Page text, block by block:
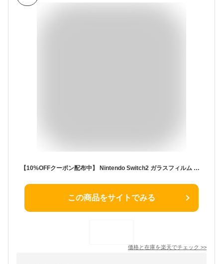
【10%OFFクーポン配布中】 Nintendo Switch2 ガラスフィルム Nintendo Switch 有機ELモデル フィルム Nintendo switch Lite 保護フィルム ニンテンドースイッチ2 スイッチ ライト 液晶保護フィルム シズカウィル
この商品をサイトでみる
価格と在庫を楽天でチェック >>